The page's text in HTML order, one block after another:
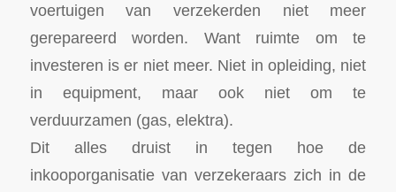
voertuigen van verzekerden niet meer
gerepareerd worden. Want ruimte om te
investeren is er niet meer. Niet in opleiding, niet
in equipment, maar ook niet om te
verduurzamen (gas, elektra).
Dit alles druist in tegen hoe de
inkooporganisatie van verzekeraars zich in de